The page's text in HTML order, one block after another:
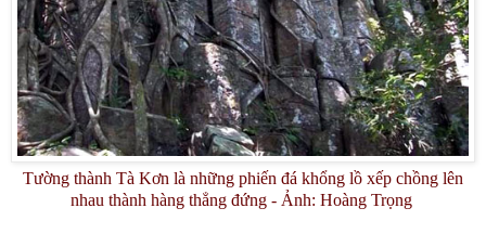
Tường thành Tà Kơn là những phiến đá khổng lồ xếp chồng lên
nhau thành hàng thẳng đứng - Ảnh: Hoàng Trọng